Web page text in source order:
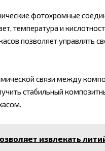
фотохромные
температура и
позволяет управлять
связи между
стабильный
извлекать